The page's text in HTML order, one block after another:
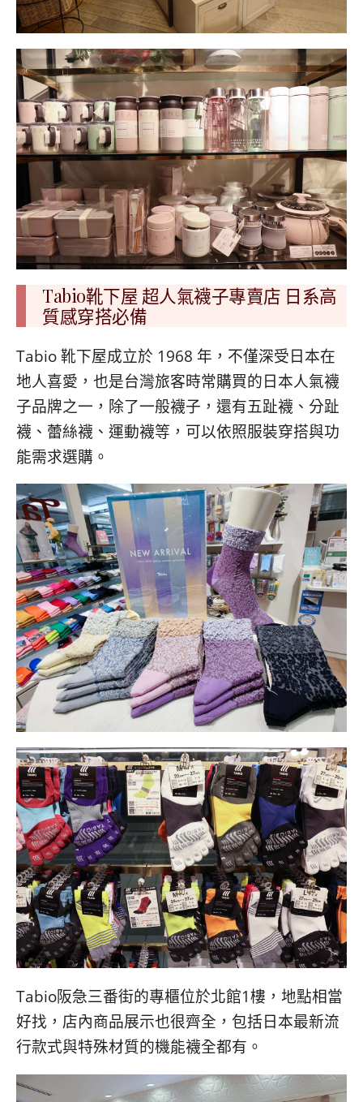
Tabio靴下屋 超人氣襪子專賣店 日系高
質感穿搭必備
Tabio 靴下屋成立於 1968 年，不僅深受日本在
地人喜愛，也是台灣旅客時常購買的日本人氣襪
子品牌之一，除了一般襪子，還有五趾襪、分趾
襪、蕾絲襪、運動襪等，可以依照服裝穿搭與功
能需求選購。
Tabio阪急三番街的專櫃位於北館1樓，地點相當
好找，店內商品展示也很齊全，包括日本最新流
行款式與特殊材質的機能襪全都有。